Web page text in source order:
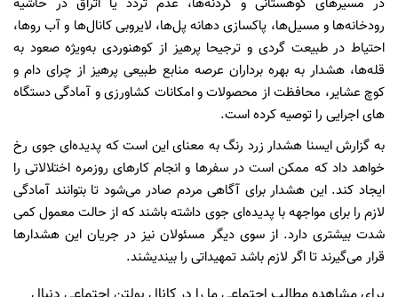
رودخانه‌ها و مسیل‌ها، پاکسازی دهانه پل‌ها، لایروبی کانال‌ها و آب روها،
احتیاط در طبیعت گردی و ترجیحا پرهیز از کوهنوردی به‌ویژه صعود به
قله‌ها، هشدار به بهره برداران عرصه منابع طبیعی پرهیز از چرای دام و
کوچ عشایر، محافظت از محصولات و امکانات کشاورزی و آمادگی دستگاه
های اجرایی را توصیه کرده است.
به گزارش ایسنا هشدار زرد رنگ به معنای این است که پدیده‌ای جوی رخ
خواهد داد که ممکن است در سفرها و انجام کارهای روزمره اختلالاتی را
ایجاد کند. این هشدار برای آگاهی مردم صادر می‌شود تا بتوانند آمادگی
لازم را برای مواجهه با پدیده‌ای جوی داشته باشند که از حالت معمول کمی
شدت بیشتری دارد. از سوی دیگر مسئولان نیز در جریان این هشدارها
قرار می‌گیرند تا اگر لازم باشد تمهیداتی را بیندیشند.